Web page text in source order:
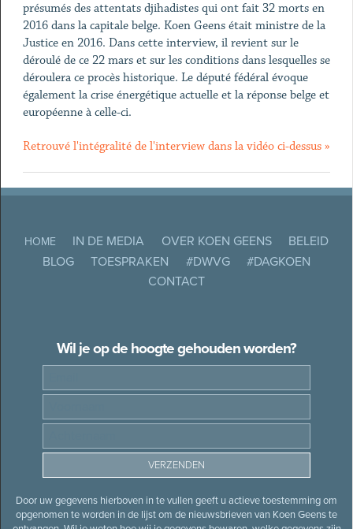
présumés des attentats djihadistes qui ont fait 32 morts en
2016 dans la capitale belge. Koen Geens était ministre de la
Justice en 2016. Dans cette interview, il revient sur le
déroulé de ce 22 mars et sur les conditions dans lesquelles se
déroulera ce procès historique. Le député fédéral évoque
également la crise énergétique actuelle et la réponse belge et
européenne à celle-ci.
Retrouvé l'intégralité de l'interview dans la vidéo ci-dessus »
HOME IN DE MEDIA OVER KOEN GEENS
BELEID
BLOG
TOESPRAKEN #DWVG
#DAGKOEN
CONTACT
Wil je op de hoogte gehouden worden?
Door uw gegevens hierboven in te vullen geeft u actieve toestemming om
opgenomen te worden in de lijst om de nieuwsbrieven van Koen Geens te